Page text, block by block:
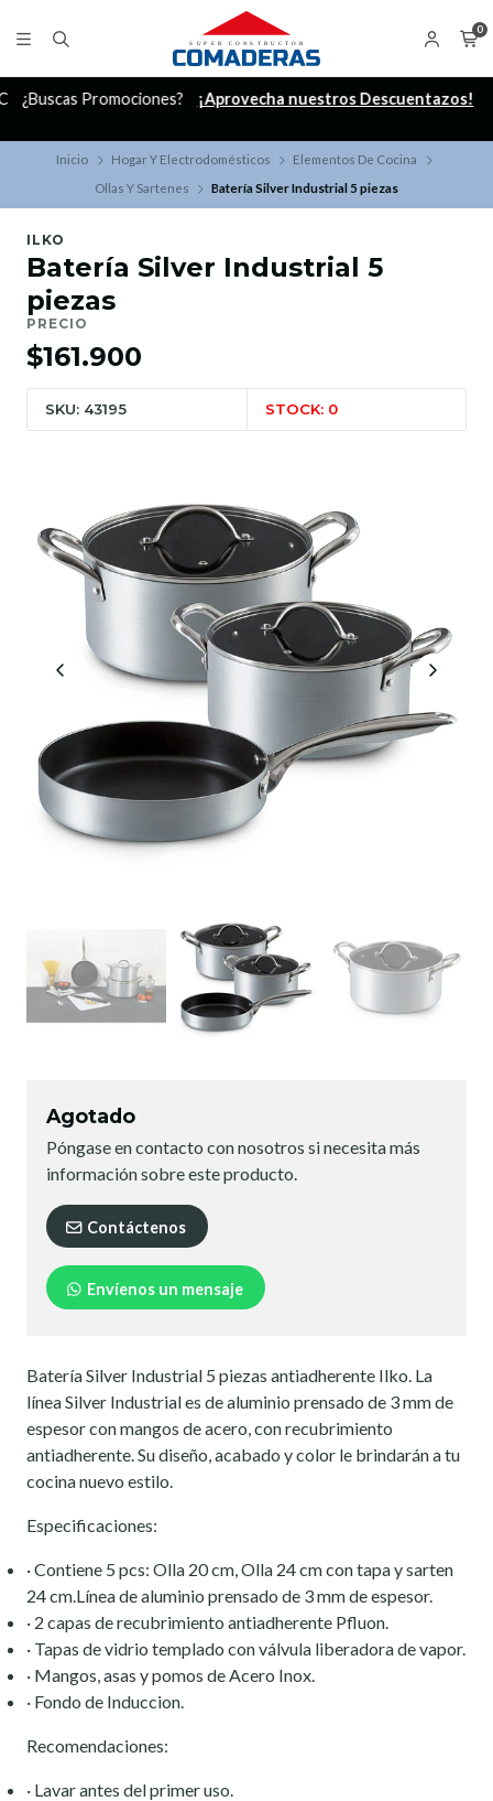
0
¿Buscas Promociones? ¡Aprovecha nuestros Descuentazos!
Inicio Hogar Y Electrodomésticos
Elementos De Cocina
Ollas Y Sartenes
Batería Silver Industrial 5 piezas
ILKO
Batería Silver Industrial 5
piezas
PRECIO
$161.900
SKU: 43195 STOCK: 0
Agotado
Póngase en contacto con nosotros si necesita más
información sobre este producto.
Contáctenos
Envíenos un mensaje
Batería Silver Industrial 5 piezas antiadherente Ilko. La
línea Silver Industrial es de aluminio prensado de 3 mm de
espesor con mangos de acero, con recubrimiento
antiadherente. Su diseño, acabado y color le brindarán a tu
cocina nuevo estilo.
Especificaciones:
· Contiene 5 pcs: Olla 20 cm, Olla 24 cm con tapa y sarten
24 cm.Línea de aluminio prensado de 3 mm de espesor.
· 2 capas de recubrimiento antiadherente Pfluon.
· Tapas de vidrio templado con válvula liberadora de vapor.
· Mangos, asas y pomos de Acero Inox.
· Fondo de Induccion.
Recomendaciones:
· Lavar antes del primer uso.